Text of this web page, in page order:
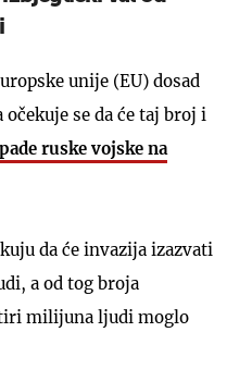
unije (EU) dosad
se da će taj broj i
ruske vojske na
da će invazija izazvati
a od tog broja
milijuna ljudi moglo